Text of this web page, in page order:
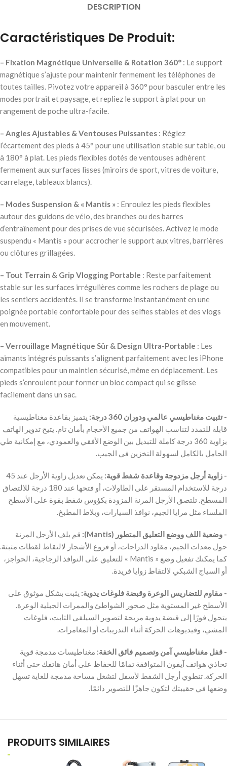
DESCRIPTION
Caractéristiques De Produit:
– Fixation Magnétique Universelle & Rotation 360° : Le support
magnétique s’ajuste pour maintenir fermement les téléphones de
toutes tailles. Pivotez votre appareil à 360° pour basculer entre les
modes portrait et paysage, et repliez le support à plat pour un
rangement de poche ultra-facile.
– Angles Ajustables & Ventouses Puissantes : Réglez
l’écartement des pieds à 45° pour une utilisation stable sur table, ou
à 180° à plat. Les pieds flexibles dotés de ventouses adhèrent
fermement aux surfaces lisses (miroirs de sport, vitres de voiture,
carrelage, tableaux blancs).
– Modes Suspension & « Mantis » : Enroulez les pieds flexibles
autour des guidons de vélo, des branches ou des barres
d’entraînement pour des prises de vue sécurisées. Activez le mode
suspendu « Mantis » pour accrocher le support aux vitres, barrières
ou clôtures grillagées.
– Tout Terrain & Grip Vlogging Portable : Reste parfaitement
stable sur les surfaces irrégulières comme les rochers de plage ou
les sentiers accidentés. Il se transforme instantanément en une
poignée portable confortable pour des selfies stables et des vlogs
en mouvement.
– Verrouillage Magnétique Sûr & Design Ultra-Portable : Les
aimants intégrés puissants s’alignent parfaitement avec les iPhone
compatibles pour un maintien sécurisé, même en déplacement. Les
pieds s’enroulent pour former un bloc compact qui se glisse
facilement dans un sac.
‫- تثبيت مغناطيسي عالمي ودوران 360 درجة:
يتميز بقاعدة مغناطيسية
قابلة للتمدد لتناسب الهواتف من جميع الأحجام بأمان تام. يتيح تدوير الهاتف
بزاوية 360 درجة كاملة للتبديل بين الوضع الأفقي والعمودي، مع إمكانية طي
‫- زاوية أرجل مزدوجة وقاعدة شفط قوية:
يمكن تعديل زاوية الأرجل عند 45
درجة للاستخدام المستقر على الطاولات، أو فتحها عند 180 درجة للالتصاق
المسطح. تلتصق الأرجل المرنة المزودة بكؤوس شفط بقوة على الأسطح
‫- وضعية اللف ووضع التعليق المتطور (Mantis):
قم بلف الأرجل المرنة
حول معدات الجيم، مقاود الدراجات، أو فروع الأشجار لالتقاط لقطات مثبتة.
كما يمكنك تفعيل وضع « Mantis » للتعليق على النوافذ الزجاجية، الحواجز،
‫- مقاوم للتضاريس الوعرة وقبضة فلوغات يدوية: يثبت بشكل موثوق على
الأسطح غير المستوية مثل صخور الشواطئ والممرات الجبلية الوعرة.
يتحول فورًا إلى قبضة يدوية مريحة لتصوير السيلفي الثابت، فلوغات
‫- قفل مغناطيسي آمن وتصميم فائق الخفة: مغناطيسات مدمجة قوية
تحاذي هواتف آيفون المتوافقة تمامًا للحفاظ على أمان هاتفك حتى أثناء
الحركة. تنطوي أرجل الشفط لأسفل لتشغل مساحة مدمجة للغاية تسهل
PRODUITS SIMILAIRES